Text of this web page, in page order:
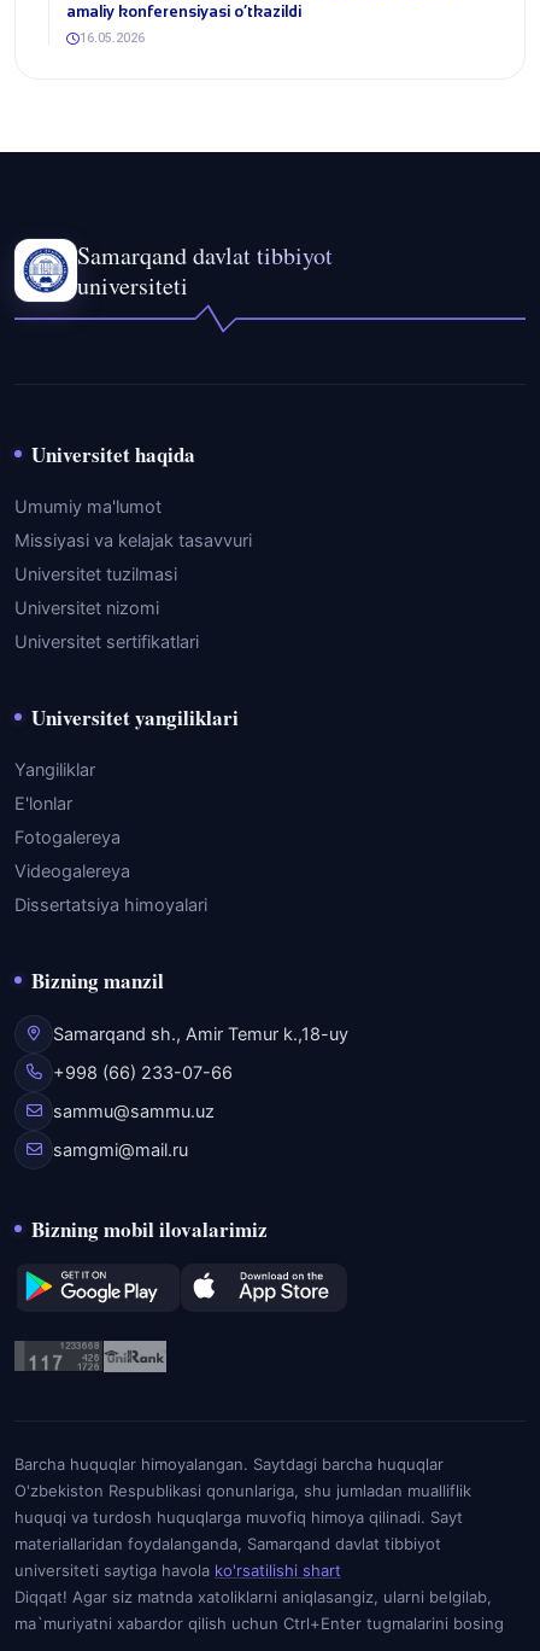
amaliy konferensiyasi o‘tkazildi
16.05.2026
Samarqand davlat tibbiyot
universiteti
Universitet haqida
Umumiy ma'lumot
Missiyasi va kelajak tasavvuri
Universitet tuzilmasi
Universitet nizomi
Universitet sertifikatlari
Universitet yangiliklari
Yangiliklar
E'lonlar
Fotogalereya
Videogalereya
Dissertatsiya himoyalari
Bizning manzil
Samarqand sh., Amir Temur k.,18-uy
+998 (66) 233-07-66
sammu@sammu.uz
samgmi@mail.ru
Bizning mobil ilovalarimiz
Barcha huquqlar himoyalangan. Saytdagi barcha huquqlar
O'zbekiston Respublikasi qonunlariga, shu jumladan mualliflik
huquqi va turdosh huquqlarga muvofiq himoya qilinadi. Sayt
materiallaridan foydalanganda, Samarqand davlat tibbiyot
universiteti saytiga havola ko'rsatilishi shart
Diqqat! Agar siz matnda xatoliklarni aniqlasangiz, ularni belgilab,
ma`muriyatni xabardor qilish uchun Ctrl+Enter tugmalarini bosing